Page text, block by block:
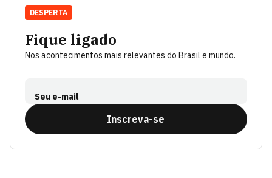
Fique ligado
Nos acontecimentos mais relevantes do Brasil e mundo.
Seu e-mail
Inscreva-se
DESPERTA